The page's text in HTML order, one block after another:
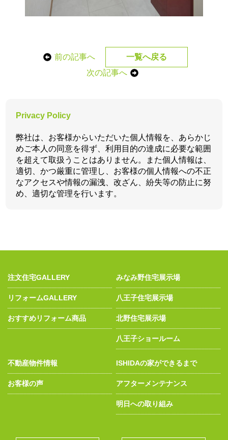
前の記事へ
一覧へ戻る
次の記事へ
Privacy Policy
弊社は、お客様からいただいた個人情報を、あらかじ
めご本人の同意を得ず、利用目的の達成に必要な範囲
を超えて取扱うことはありません。また個人情報は、
適切、かつ厳重に管理し、お客様の個人情報への不正
なアクセスや情報の漏洩、改ざん、紛失等の防止に努
め、適切な管理を行います。
注文住宅GALLERY
リフォームGALLERY
おすすめリフォーム商品
みなみ野住宅展示場
八王子住宅展示場
北野住宅展示場
八王子ショールーム
不動産物件情報
お客様の声
ISHIDAの家ができるまで
アフターメンテナンス
明日への取り組み